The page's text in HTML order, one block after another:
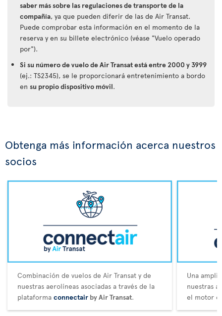
saber más sobre las regulaciones de transporte de la
compañía, ya que pueden diferir de las de Air Transat.
Puede comprobar esta información en el momento de la
reserva y en su billete electrónico (véase "Vuelo operado
por").
Si su número de vuelo de Air Transat está entre 2000 y 3999
(ej.: TS2345), se le proporcionará entretenimiento a bordo
en su propio dispositivo móvil.
Obtenga más información acerca nuestros
socios
Combinación de vuelos de Air Transat y de
nuestras aerolíneas asociadas a través de la
plataforma connectair by Air Transat.
Una
nuestras
el motor